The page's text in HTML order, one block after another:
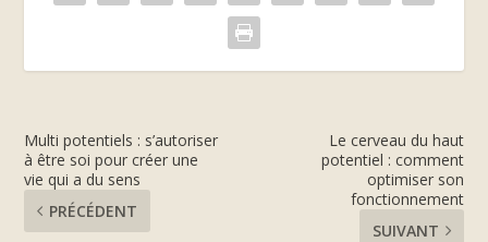
Multi potentiels : s’autoriser
à être soi pour créer une
vie qui a du sens
PRÉCÉDENT
Le cerveau du haut
potentiel : comment
optimiser son
fonctionnement
SUIVANT